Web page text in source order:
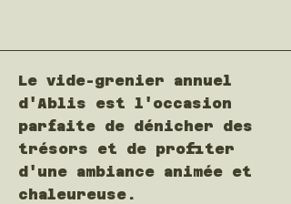
Le vide-grenier annuel
d'Ablis est l'occasion
parfaite de dénicher des
trésors et de profiter
d'une ambiance animée et
chaleureuse.